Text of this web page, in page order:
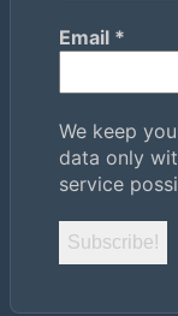
Email *
We keep
data only
service